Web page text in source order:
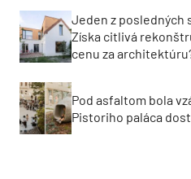
Jeden z posledných
Získa citlivá
cenu za
Pod asfaltom bola
Pistoriho paláca